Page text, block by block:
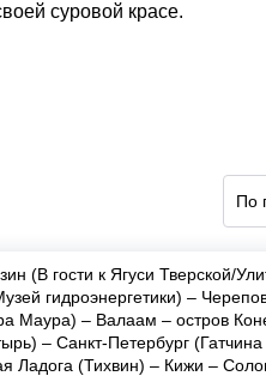
суровой красе.
По
(В гости к Ягуси Тверской/
гидроэнергетики) –
Маура) – Валаам – остров
– Санкт-Петербург
Ладога (Тихвин) – Кижи –